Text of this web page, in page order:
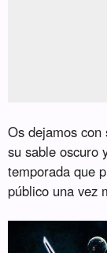
Os dejamos
su sable oscuro
temporada que
público una vez